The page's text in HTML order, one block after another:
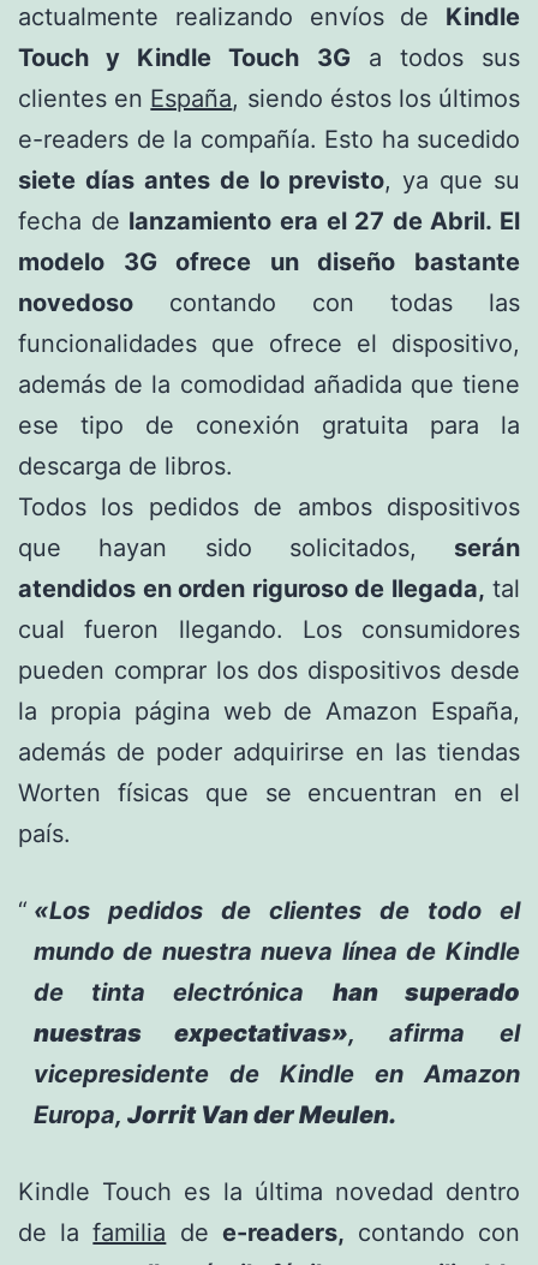
actualmente realizando envíos de Kindle
Touch y Kindle Touch 3Ga todos sus
clientes en España, siendo éstos los últimos
e-readers de la compañía. Esto ha sucedido
siete días antes de lo previsto, ya que su
fecha de lanzamiento era el 27 de Abril. El
modelo 3G ofrece un diseño bastante
novedoso contando con todas las
funcionalidades que ofrece el dispositivo,
además de la comodidad añadida que tiene
ese tipo de conexión gratuita para la
descarga de libros.
Todos los pedidos de ambos dispositivos
que hayan sido solicitados, serán
atendidos en orden riguroso de llegada, tal
cual fueron llegando. Los consumidores
pueden comprar los dos dispositivos desde
la propia página web de Amazon España,
además de poder adquirirse en las tiendas
Worten físicas que se encuentran en el
país.
«Los pedidos de clientes de todo el
mundo de nuestra nueva línea de Kindle
de tinta electrónica han superado
nuestras expectativas», afirma el
vicepresidente de Kindle en Amazon
Europa, Jorrit Van der Meulen.
Kindle Touch es la última novedad dentro
de lafamilia de e-readers, contando con